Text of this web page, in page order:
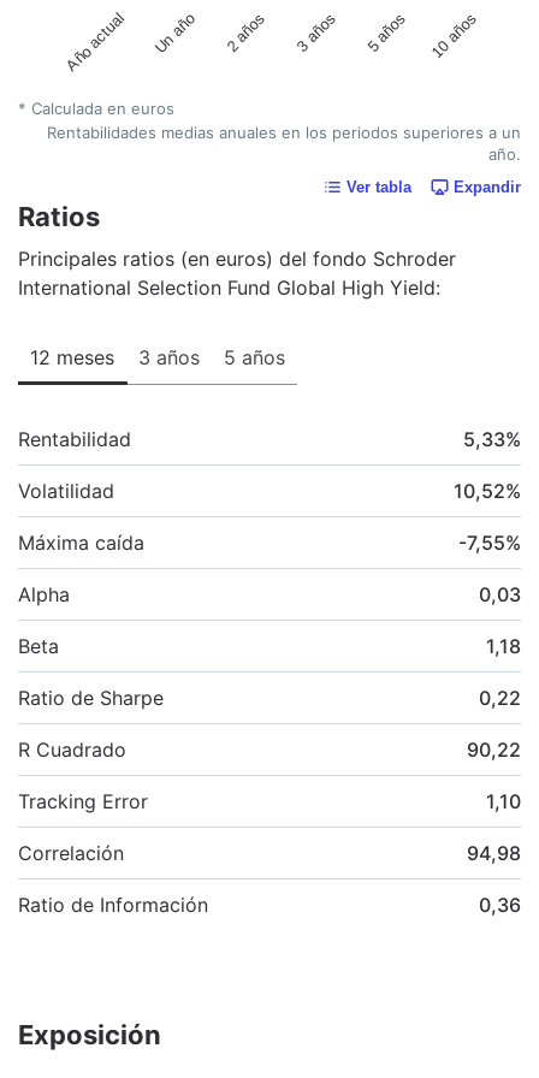
Año actual Un año 2 años 3 años 5 años 10 años
* Calculada en euros
Rentabilidades medias anuales en los periodos superiores a un
año.
Ver tabla Expandir
Ratios
Principales ratios (en euros) del fondo Schroder
International Selection Fund Global High Yield:
12 meses 3 años 5 años
Rentabilidad 5,33%
Volatilidad 10,52%
Máxima caída -7,55%
Alpha 0,03
Beta 1,18
Ratio de Sharpe 0,22
R Cuadrado 90,22
Tracking Error 1,10
Correlación 94,98
Ratio de Información 0,36
Exposición